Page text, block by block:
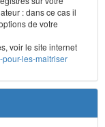
: dans ce cas il
de votre
voir le site internet
pour-les-maitriser